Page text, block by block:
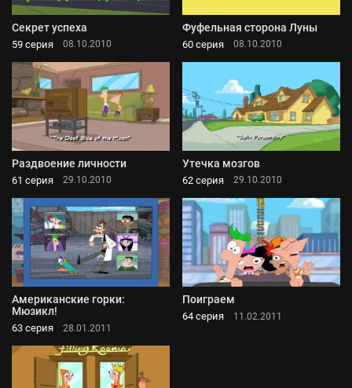
Секрет успеха
59 серия 08.10.2010
Фуфельная сторона Луны
60 серия 08.10.2010
Раздвоение личности
61 серия 29.10.2010
Утечка мозгов
62 серия 29.10.2010
Американские горки:
Мюзикл!
63 серия 28.01.2011
Поиграем
64 серия 11.02.2011